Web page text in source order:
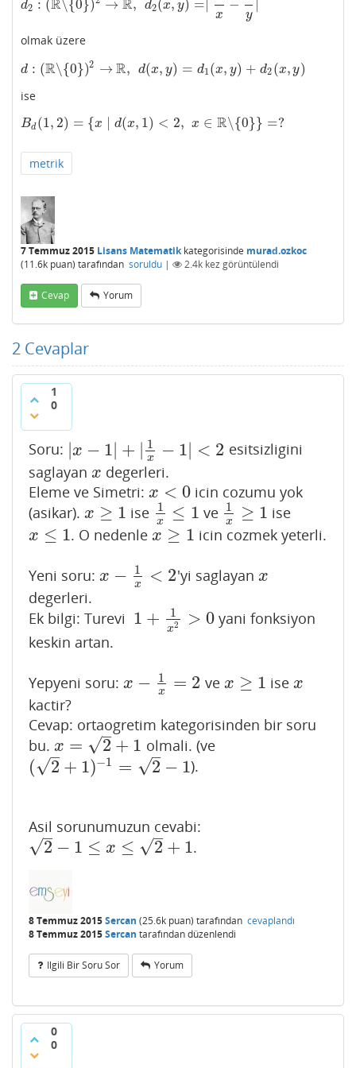
d2 : (R∖{0}) → R, d2(x, y) =
x
−
y
d2:(R∖{0 })2→R, d2(x,y)=∣1 x−1 y∣
olmak üzere
d : (R∖{0})2 → R, d(x, y) = d1(x, y) + d2 (x, y)
d :(R∖ {0} )2→ R, d(x ,y)= d1 (x,y)+d 2(x y)
ise
Bd (1, 2) = {x d(x, 1) < 2, x ∈ R∖{0}} =?
Bd (1,2 {x∣d( x,1 <2 x∈ R∖{0 }}=?
metrik
7 Temmuz 2015 Lisans Matematikkategorisinde murad.ozkoc
(11.6k puan) tarafından soruldu | 2.4k kez görüntülendi
Cevap Yorum
2 Cevaplar
1
0
Soru: |x − 1| + | 1
x − 1| < 2
|x −1|+ 1x 1| <2
esitsizligini
saglayan x
x degerleri.
Eleme ve Simetri: x < 0
x< 0
icin cozumu yok
(asikar). x ≥ 1
x≥ 1 ise 1
x ≤ 1
1x ≤1 ve 1
x ≥ 1
1x ≥1 ise
x ≤ 1
x≤ 1 . O nedenlex ≥ 1
x≥ 1 icin cozmek yeterli.
Yeni soru: x − 1
x < 2
x− 1x <2 'yi saglayan x
x
degerleri.
Ek bilgi: Turevi 1 + 1
x2 > 0
1 +1x 2>
yani fonksiyon
keskin artan.
Yepyeni soru: x − 1
x = 2
x− 1x =2 ve x ≥ 1
x≥ 1 ise x
x
kactir?
Cevap: ortaogretim kategorisinden bir soru
bu. x = 2
–
√ + 1
x= 2+ 1 olmali. (ve
( 2
–
√ + 1)−1 = 2
–
√ − 1
(2+1) −1 =2−1 ).
Asil sorunumuzun cevabi:
2
–
√ − 1 ≤ x ≤ 2
–
√ + 1
2−1 ≤x≤2 +1 .
8 Temmuz 2015Sercan (25.6k puan) tarafından cevaplandı
8 Temmuz 2015Sercan tarafındandüzenlendi
Ilgili Bir Soru Sor Yorum
0
0